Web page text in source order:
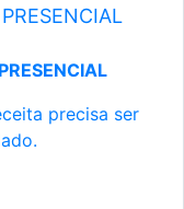
precisa ser